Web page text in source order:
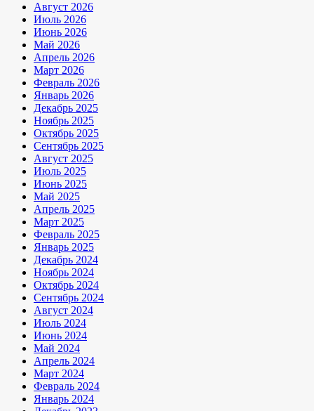
Август 2026
Июль 2026
Июнь 2026
Май 2026
Апрель 2026
Март 2026
Февраль 2026
Январь 2026
Декабрь 2025
Ноябрь 2025
Октябрь 2025
Сентябрь 2025
Август 2025
Июль 2025
Июнь 2025
Май 2025
Апрель 2025
Март 2025
Февраль 2025
Январь 2025
Декабрь 2024
Ноябрь 2024
Октябрь 2024
Сентябрь 2024
Август 2024
Июль 2024
Июнь 2024
Май 2024
Апрель 2024
Март 2024
Февраль 2024
Январь 2024